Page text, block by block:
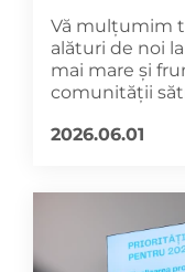
Vă mulțumim
alături de noi
mai mare și
comunității
2026.06.01